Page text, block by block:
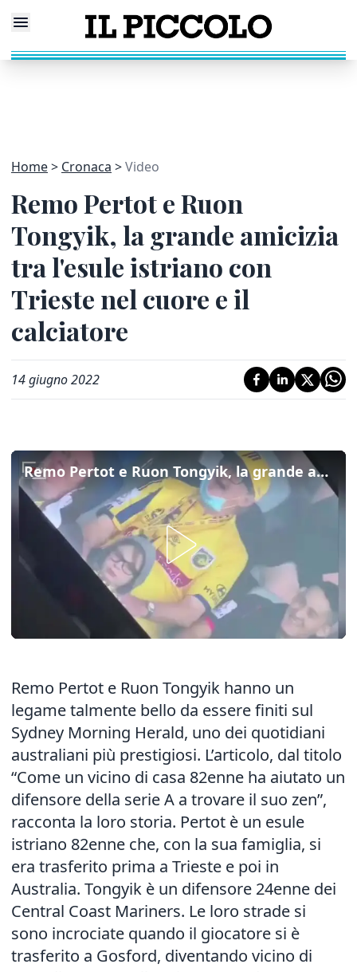
Home Cronaca Video
Remo Pertot e Ruon
Tongyik, la grande amicizia
tra l'esule istriano con
Trieste nel cuore e il
calciatore
14 giugno 2022
Remo Pertot e Ruon Tongyik, la grande amicizia tra l'esule istriano con Trieste nel cuore e il calciatore
Remo Pertot e Ruon Tongyik hanno un
legame talmente bello da essere finiti sul
Sydney Morning Herald, uno dei quotidiani
australiani più prestigiosi. L’articolo, dal titolo
“Come un vicino di casa 82enne ha aiutato un
difensore della serie A a trovare il suo zen”,
racconta la loro storia. Pertot è un esule
istriano 82enne che, con la sua famiglia, si
era trasferito prima a Trieste e poi in
Australia. Tongyik è un difensore 24enne dei
Central Coast Mariners. Le loro strade si
sono incrociate quando il giocatore si è
trasferito a Gosford, diventando vicino di